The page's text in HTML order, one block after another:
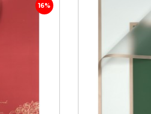
16%